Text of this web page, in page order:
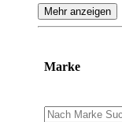
Propan-
Mehr anzeigen
Marke